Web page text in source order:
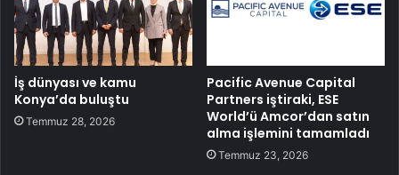
İş dünyası ve kamu
Konya’da buluştu
Temmuz 28, 2026
Pacific Avenue Capital
Partners iştiraki, ESE
World’ü Amcor’dan satın
alma işlemini tamamladı
Temmuz 23, 2026